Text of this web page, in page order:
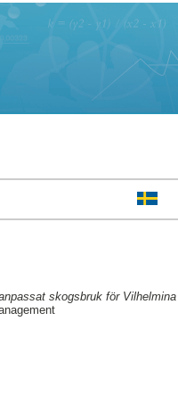
skogsbruk för Vilhelmina